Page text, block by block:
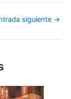
siguiente →